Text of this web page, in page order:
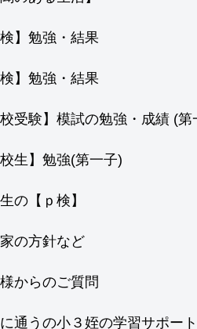
検】勉強・結果
検】勉強・結果
校受験】模試の勉強・成績 (第
校生】勉強(第一子)
の【ｐ検】
の方針など
からのご質問
通うの小３姪の学習サポート